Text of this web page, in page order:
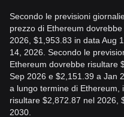
Secondo le previsioni
prezzo di Ethereum
2026, $1,953.83 in data Aug
14, 2026. Secondo le
Ethereum dovrebbe risultare
Sep 2026 e $2,151.39 a Jan
a lungo termine di Ethereum,
risultare $2,872.87 nel 2026,
2030.